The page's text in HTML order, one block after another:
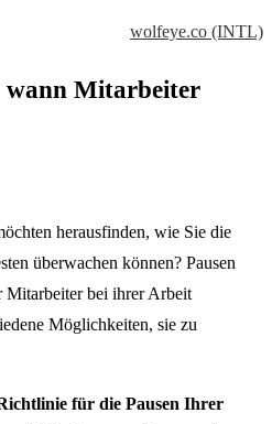
wolfeye.co (INTL)
wann Mitarbeiter
herausfinden, wie Sie die
überwachen können? Pausen
Mitarbeiter bei ihrer Arbeit
Möglichkeiten, sie zu
für die Pausen Ihrer